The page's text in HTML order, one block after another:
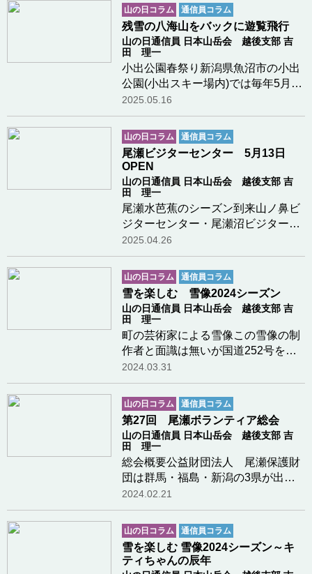
山の日コラム 通信員コラム
残雪の八海山をバックに遊覧飛行
山の日通信員 日本山岳会 越後支部 吉
田 理一
小出公園春祭り新潟県魚沼市の小出
公園(小出スキー場内)では毎年5月5
日の子供の日に春祭りが行われてい
る。今年は好天に恵まれて大勢の家
族連れで賑わっていた。ヘリコプタ
ーによる遊覧飛行は一回の乗客定員
が6名で約1時間…つづきを読む
2025.05.16
山の日コラム 通信員コラム
尾瀬ビジターセンター 5月13日
OPEN
山の日通信員 日本山岳会 越後支部 吉
田 理一
尾瀬水芭蕉のシーズン到来山ノ鼻ビ
ジターセンター・尾瀬沼ビジターセ
ンターとも5月13日にオープンして
尾瀬の水芭蕉シーズンが始まりま
す。群馬・福島・新潟の３県出資に
よる(公財)尾瀬保護財団では機関誌
「はるかな尾瀬」を…つづきを読む
2025.04.26
山の日コラム 通信員コラム
雪を楽しむ 雪像2024シーズン
山の日通信員 日本山岳会 越後支部 吉
田 理一
町の芸術家による雪像この雪像の制
作者と面識は無いが国道252号を通
るたびに写真を撮らせていただいて
いる。新潟県魚沼市堀之内地区下稲
倉開発センター前制作者の才能には
驚くばかりである。空飛ぶドラエモ
ンちいかわ３体お…つづきを読む
2024.03.31
山の日コラム 通信員コラム
第27回 尾瀬ボランティア総会
山の日通信員 日本山岳会 越後支部 吉
田 理一
総会概要公益財団法人 尾瀬保護財
団は群馬・福島・新潟の3県が出資
して設立された財団法人で事務局は
群馬県庁20Fに置かれている。財団
に登録しているボランティアは毎年
2月に総会を開催している。主
催 (公財)尾瀬保護…つづきを
読む
2024.02.21
山の日コラム 通信員コラム
雪を楽しむ 雪像2024シーズン～キ
ティちゃんの辰年